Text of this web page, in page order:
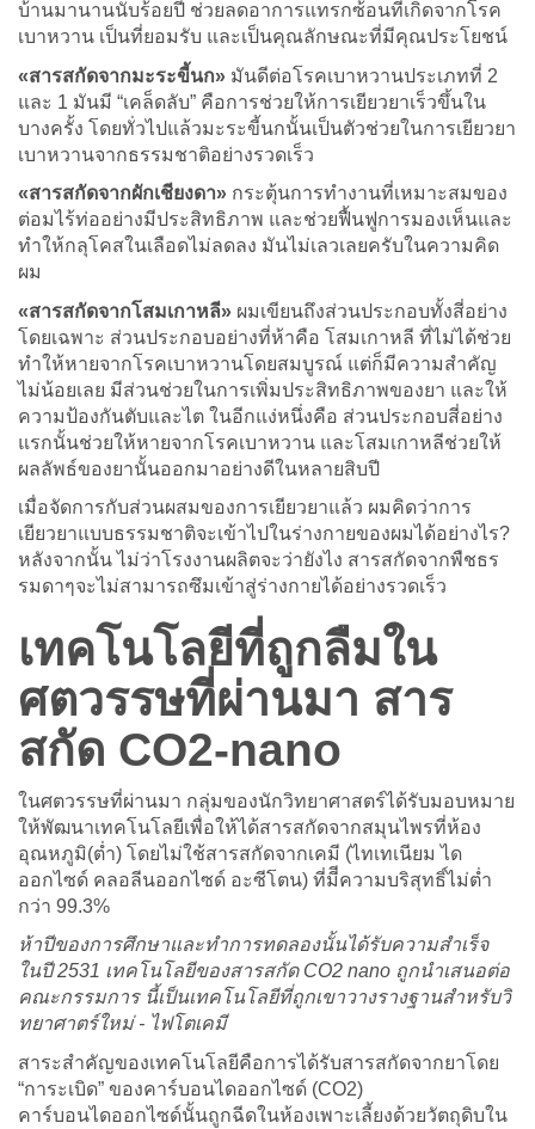
บ้านมานานนับร้อยปี ช่วยลดอาการแทรกซ้อนที่เกิดจากโรค
เบาหวาน เป็นที่ยอมรับ และเป็นคุณลักษณะที่มีคุณประโยชน์
«สารสกัดจากมะระขี้นก» มันดีต่อโรคเบาหวานประเภทที่ 2
และ 1 มันมี “เคล็ดลับ” คือการช่วยให้การเยียวยาเร็วขึ้นใน
บางครั้ง โดยทั่วไปแล้วมะระขี้นกนั้นเป็นตัวช่วยในการเยียวยา
เบาหวานจากธรรมชาติอย่างรวดเร็ว
«สารสกัดจากผักเชียงดา» กระตุ้นการทำงานที่เหมาะสมของ
ต่อมไร้ท่ออย่างมีประสิทธิภาพ และช่วยฟื้นฟูการมองเห็นและ
ทำให้กลุโคสในเลือดไม่ลดลง มันไม่เลวเลยครับในความคิด
ผม
«สารสกัดจากโสมเกาหลี» ผมเขียนถึงส่วนประกอบทั้งสี่อย่าง
โดยเฉพาะ ส่วนประกอบอย่างที่ห้าคือ โสมเกาหลี ที่ไม่ได้ช่วย
ทำให้หายจากโรคเบาหวานโดยสมบูรณ์ แต่ก็มีความสำคัญ
ไม่น้อยเลย มีส่วนช่วยในการเพิ่มประสิทธิภาพของยา และให้
ความป้องกันตับและไต ในอีกแง่หนึ่งคือ ส่วนประกอบสี่อย่าง
แรกนั้นช่วยให้หายจากโรคเบาหวาน และโสมเกาหลีช่วยให้
ผลลัพธ์ของยานั้นออกมาอย่างดีในหลายสิบปี
เมื่อจัดการกับส่วนผสมของการเยียวยาแล้ว ผมคิดว่าการ
เยียวยาแบบธรรมชาติจะเข้าไปในร่างกายของผมได้อย่างไร?
หลังจากนั้น ไม่ว่าโรงงานผลิตจะว่ายังไง สารสกัดจากพืชธร
รมดาๆจะไม่สามารถซึมเข้าสู่ร่างกายได้อย่างรวดเร็ว
เทคโนโลยีที่ถูกลืมใน
ศตวรรษที่ผ่านมา สาร
สกัด CO2-nano
ในศตวรรษที่ผ่านมา กลุ่มของนักวิทยาศาสตร์ได้รับมอบหมาย
ให้พัฒนาเทคโนโลยีเพื่อให้ได้สารสกัดจากสมุนไพรที่ห้อง
อุณหภูมิ(ต่ำ) โดยไม่ใช้สารสกัดจากเคมี (ไทเทเนียม ได
ออกไซด์ คลอลีนออกไซด์ อะซีโตน) ที่มีีความบริสุทธิ์ไม่ต่ำ
กว่า 99.3%
ห้าปีของการศึกษาและทำการทดลองนั้นได้รับความสำเร็จ
ในปี 2531 เทคโนโลยีของสารสกัด CO2 nano ถูกนำเสนอต่อ
คณะกรรมการ นี้เป็นเทคโนโลยีที่ถูกเขาวางรางฐานสำหรับวิ
ทยาศาตร์ใหม่ - ไฟโตเคมี
สาระสำคัญของเทคโนโลยีคือการได้รับสารสกัดจากยาโดย
“การะเบิด” ของคาร์บอนไดออกไซด์ (CO2)
คาร์บอนไดออกไซด์นั้นถูกฉีดในห้องเพาะเลี้ยงด้วยวัตถุดิบใน